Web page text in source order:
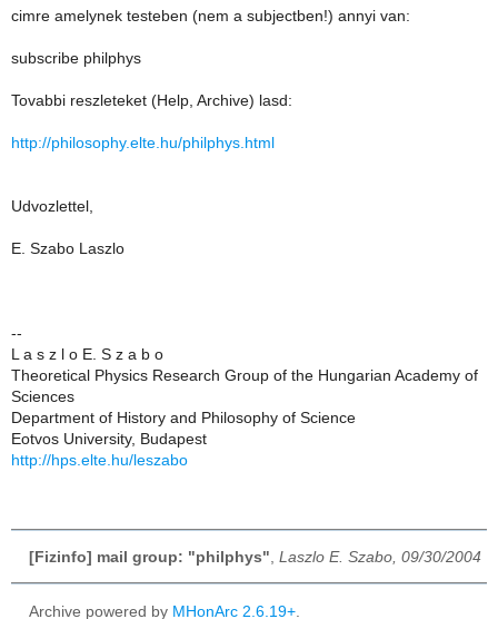
cimre amelynek testeben (nem a subjectben!) annyi van:
subscribe philphys
Tovabbi reszleteket (Help, Archive) lasd:
http://philosophy.elte.hu/philphys.html
Udvozlettel,
E. Szabo Laszlo
--
L a s z l o E. S z a b o
Theoretical Physics Research Group of the Hungarian Academy of
Sciences
Department of History and Philosophy of Science
Eotvos University, Budapest
http://hps.elte.hu/leszabo
[Fizinfo] mail group: "philphys" Laszlo E. Szabo, 09/30/2004
Archive powered by MHonArc 2.6.19+